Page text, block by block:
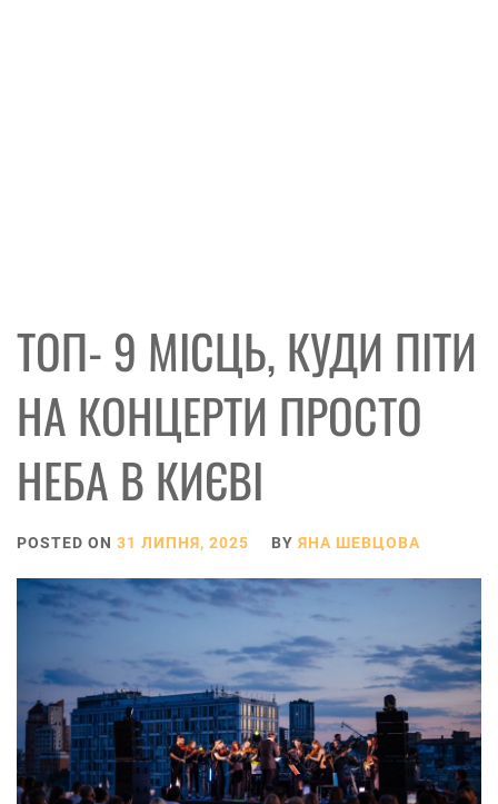
ТОП- 9 МІСЦЬ, КУДИ ПІТИ
НА КОНЦЕРТИ ПРОСТО
НЕБА В КИЄВІ
POSTED ON 31 ЛИПНЯ, 2025 BY ЯНА ШЕВЦОВА